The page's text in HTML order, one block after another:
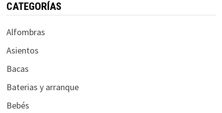
CATEGORÍAS
Alfombras
Asientos
Bacas
Baterias y arranque
Bebés